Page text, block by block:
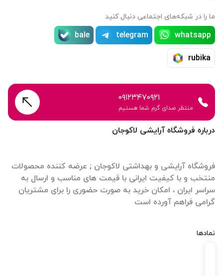
درباره فروشگاه آرایشی لاکوجان
فروشگاه آرایشی و بهداشتی لاکوجان ; عرضه کننده محصولات
منتخب و با کیفیت ایرانی با قیمت های مناسب و ارسال به
سراسر ایران ، امکان خرید به صورت حضوری را برای مشتریان
گرامی فراهم آورده است
نمادها
ما را در شبکه‌های اجتماعی دنبال کنید
whatsapp
telegram
bale
rubika
۰۹۱۲۳۴۷۰۹۲۱
منتظر صدای گرم شما هستیم